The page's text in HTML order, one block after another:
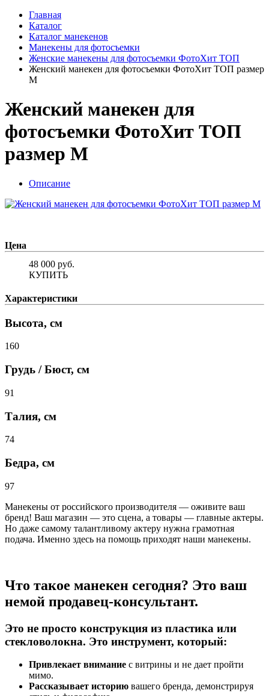
Главная
Каталог
Каталог манекенов
Манекены для фотосъемки
Женские манекены для фотосъемки ФотоХит ТОП
Женский манекен для фотосъемки ФотоХит ТОП размер
M
Женский манекен для
фотосъемки ФотоХит ТОП
размер M
Описание
Цена
48 000 руб.
КУПИТЬ
Характеристики
Высота, см
160
Грудь / Бюст, см
91
Талия, см
74
Бедра, см
97
Манекены от российского производителя — оживите ваш
бренд! Ваш магазин — это сцена, а товары — главные актеры.
Но даже самому талантливому актеру нужна грамотная
подача. Именно здесь на помощь приходят наши манекены.
Что такое манекен сегодня? Это ваш
немой продавец-консультант.
Это не просто конструкция из пластика или
стекловолокна. Это инструмент, который:
Привлекает внимание с витрины и не дает пройти
мимо.
Рассказывает историю вашего бренда, демонстрируя